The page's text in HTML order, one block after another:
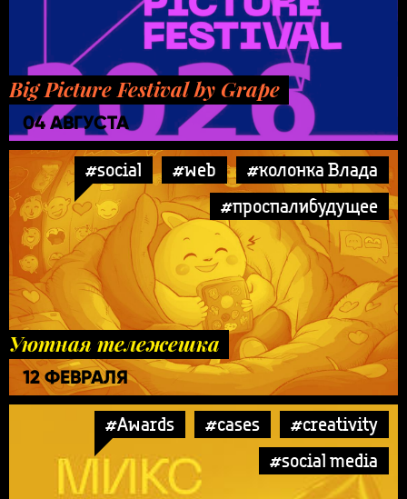
Big Picture Festival by Grape
04 АВГУСТА
#social #web
#колонка Влада
#проспалибудущее
Уютная тележешка
12 ФЕВРАЛЯ
#Awards #cases
#creativity
#social media